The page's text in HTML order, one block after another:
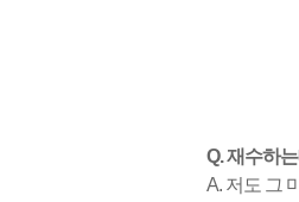
Q. 재수하
A. 저도 그